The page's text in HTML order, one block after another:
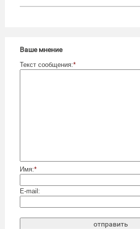
Ваше мнение
Текст сообщения:*
Имя:*
E-mail: